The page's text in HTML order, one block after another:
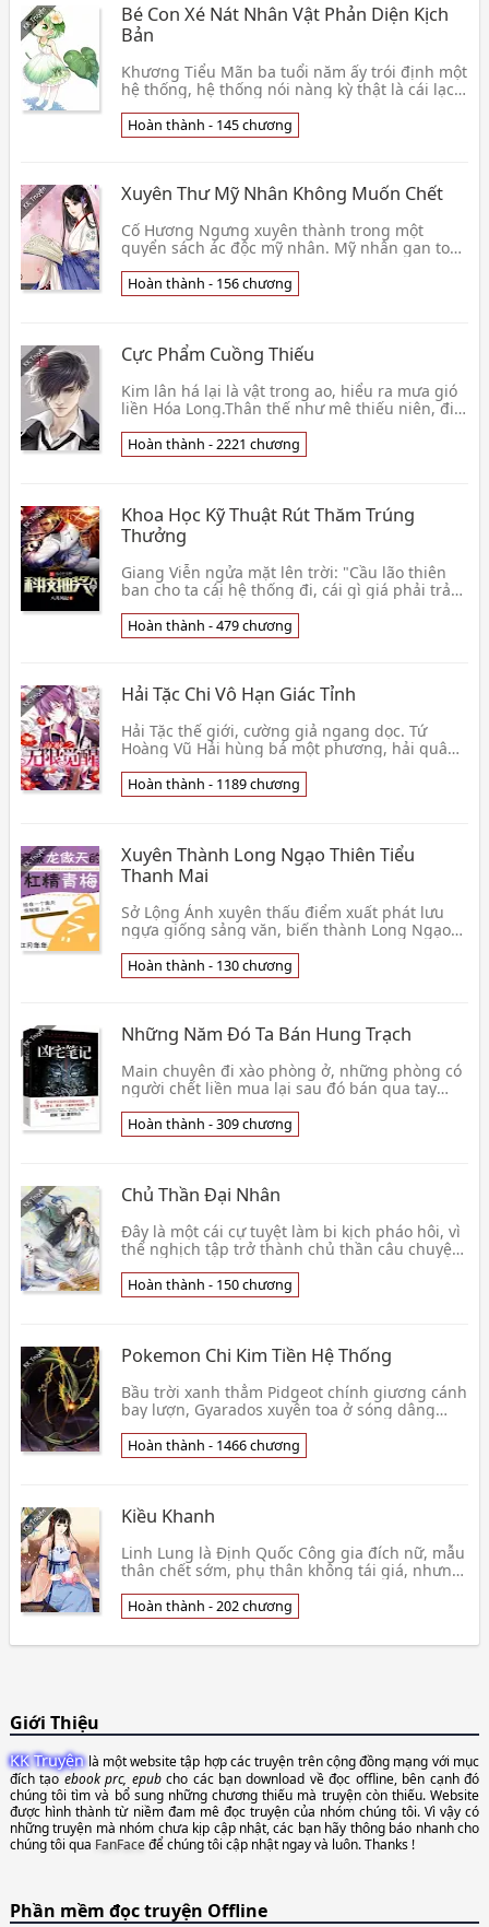
Bé Con Xé Nát Nhân Vật Phản Diện Kịch
Bản
Khương Tiểu Mãn ba tuổi năm ấy trói định một
hệ thống, hệ thống nói nàng kỳ thật là cái lạc
bản, 👦 Đào Chi Hoàn Hoàn
Hoàn thành - 145 chương
Xuyên Thư Mỹ Nhân Không Muốn Chết
Cố Hương Ngưng xuyên thành trong một
quyển sách ác độc mỹ nhân. Mỹ nhân gan to
công phủ đường xa👦 Nam Vi
Hoàn thành - 156 chương
Cực Phẩm Cuồng Thiếu
Kim lân há lại là vật trong ao, hiểu ra mưa gió
liền Hóa Long.Thân thế như mê thiếu niên, đi
👦 Phong Cuồng
Hoàn thành - 2221 chương
Khoa Học Kỹ Thuật Rút Thăm Trúng
Thưởng
Giang Viễn ngửa mặt lên trời: "Cầu lão thiên
ban cho ta cái hệ thống đi, cái gì giá phải trả
👦 Bát Nguyệt Phong Khởi
Hoàn thành - 479 chương
Hải Tặc Chi Vô Hạn Giác Tỉnh
Hải Tặc thế giới, cường giả ngang dọc. Tứ
Hoàng Vũ Hải hùng bá một phương, hải quân
mang theo Vô 👦 Hoa Hữu Trọng Khai Nguyệt
Hoàn thành - 1189 chương
Xuyên Thành Long Ngạo Thiên Tiểu
Thanh Mai
Sở Lộng Ảnh xuyên thấu điểm xuất phát lưu
ngựa giống sảng văn, biến thành Long Ngạo
mai, chỉ chờ 👦 Giang Nguyệt Niên Niên
Hoàn thành - 130 chương
Những Năm Đó Ta Bán Hung Trạch
Main chuyên đi xào phòng ở, những phòng có
người chết liền mua lại sau đó bán qua tay
chưa có vợ =))👦 Tôn Nhị Thập Tam
Hoàn thành - 309 chương
Chủ Thần Đại Nhân
Đây là một cái cự tuyệt làm bi kịch pháo hôi, vì
thế nghịch tập trở thành chủ thần câu chuyện
👦 Doanh Thiên Trần
Hoàn thành - 150 chương
Pokemon Chi Kim Tiền Hệ Thống
Bầu trời xanh thẳm Pidgeot chính giương cánh
bay lượn, Gyarados xuyên toa ở sóng dâng
nghễ ở dư👦 Tịch Mịch Nam Hài
Hoàn thành - 1466 chương
Kiều Khanh
Linh Lung là Định Quốc Công gia đích nữ, mẫu
thân chết sớm, phụ thân không tái giá, nhưng
mặt lạnh 👦 Điềm Nhu
Hoàn thành - 202 chương
Giới Thiệu
KK Truyệnlà một website tập hợp các truyện trên cộng đồng mạng với mục
đích tạoebook prc, epubcho các bạn download về đọc offline, bên cạnh đó
chúng tôi tìm và bổ sung những chương thiếu mà truyện còn thiếu. Website
được hình thành từ niềm đam mê đọc truyện của nhóm chúng tôi. Vì vậy có
những truyện mà nhóm chưa kịp cập nhật, các bạn hãy thông báo nhanh cho
chúng tôi qua FanFaceđể chúng tôi cập nhật ngay và luôn. Thanks !
Phần mềm đọc truyện Offline